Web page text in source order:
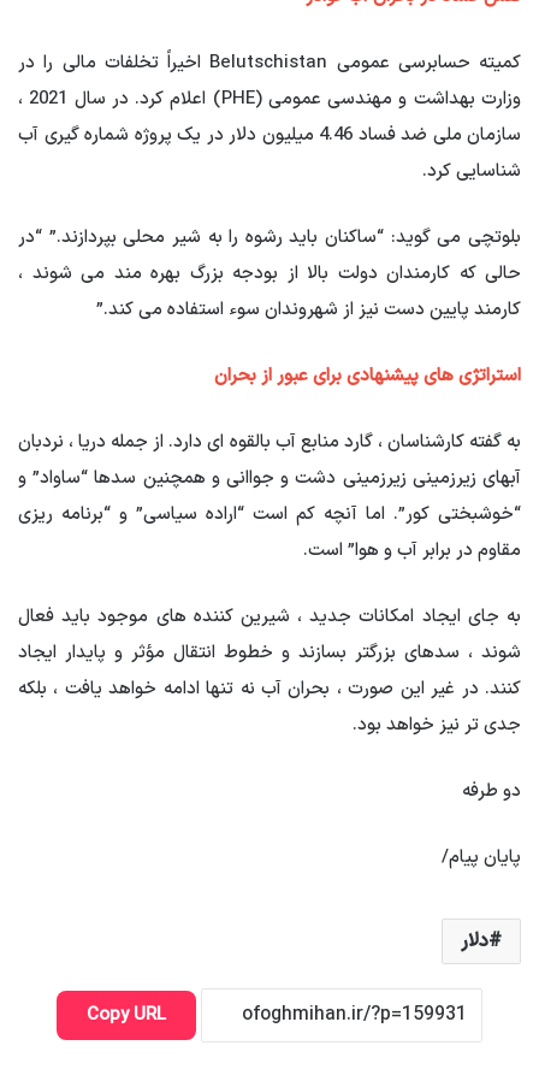
کمیته حسابرسی عمومی Belutschistan اخیراً تخلفات مالی را در
وزارت بهداشت و مهندسی عمومی (PHE) اعلام کرد. در سال 2021 ،
سازمان ملی ضد فساد 4.46 میلیون دلار در یک پروژه شماره گیری آب
شناسایی کرد.
بلوتچی می گوید: “ساکنان باید رشوه را به شیر محلی بپردازند.” “در
حالی که کارمندان دولت بالا از بودجه بزرگ بهره مند می شوند ،
کارمند پایین دست نیز از شهروندان سوء استفاده می کند.”
استراتژی های پیشنهادی برای عبور از بحران
به گفته کارشناسان ، گارد منابع آب بالقوه ای دارد. از جمله دریا ، نردبان
آبهای زیرزمینی زیرزمینی دشت و جواانی و همچنین سدها “ساواد” و
“خوشبختی کور”. اما آنچه کم است “اراده سیاسی” و “برنامه ریزی
مقاوم در برابر آب و هوا” است.
به جای ایجاد امکانات جدید ، شیرین کننده های موجود باید فعال
شوند ، سدهای بزرگتر بسازند و خطوط انتقال مؤثر و پایدار ایجاد
کنند. در غیر این صورت ، بحران آب نه تنها ادامه خواهد یافت ، بلکه
جدی تر نیز خواهد بود.
دو طرفه
پایان پیام/
دلار
Copy URL